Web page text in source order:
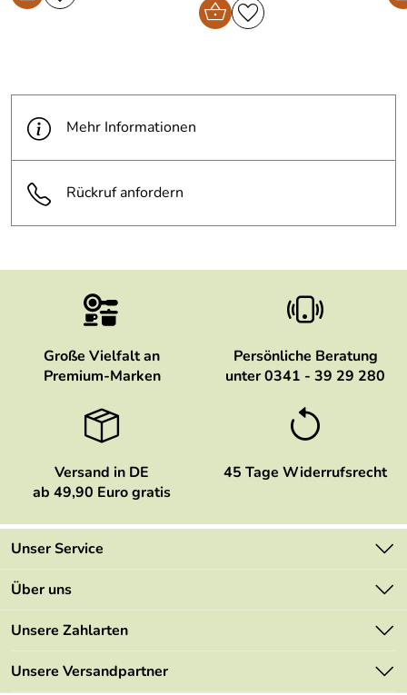
Mehr Informationen
Rückruf anfordern
Große Vielfalt an
Premium-Marken
Persönliche Beratung
unter 0341 - 39 29 280
Versand in DE
ab 49,90 Euro gratis
45 Tage Widerrufsrecht
Unser Service
Kontakt
Mehrwertsteuerfrei
Retourenportal
Über uns
Marken
Angebote
Unsere Zahlarten
Unsere Versandpartner